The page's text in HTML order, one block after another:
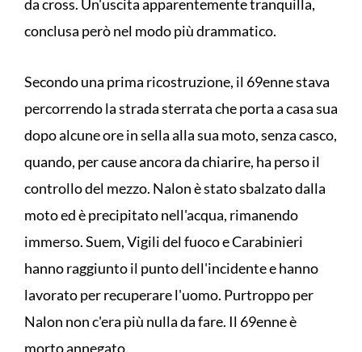
da cross. Un'uscita apparentemente tranquilla,
conclusa però nel modo più drammatico.
Secondo una prima ricostruzione, il 69enne stava
percorrendo la strada sterrata che porta a casa sua
dopo alcune ore in sella alla sua moto, senza casco,
quando, per cause ancora da chiarire, ha perso il
controllo del mezzo. Nalon è stato sbalzato dalla
moto ed è precipitato nell'acqua, rimanendo
immerso. Suem, Vigili del fuoco e Carabinieri
hanno raggiunto il punto dell'incidente e hanno
lavorato per recuperare l'uomo. Purtroppo per
Nalon non c'era più nulla da fare. Il 69enne è
morto annegato.